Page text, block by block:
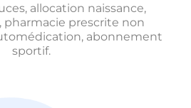
allocation naissance,
pharmacie prescrite non
abonnement
sportif.